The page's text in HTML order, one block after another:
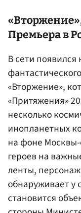
Премьера в
В сети
«Вторжение»,
«Притяжения»
несколько
инопланетных
на фоне Москвы-
героев на
ленты, персонаж
обнаруживает у
становится